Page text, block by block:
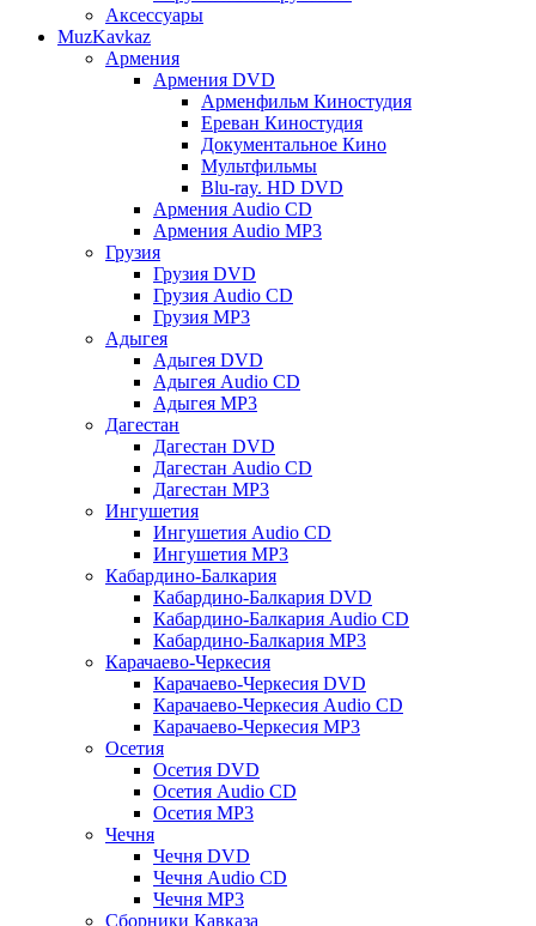
Аксессуары
MuzKavkaz
Армения
Армения DVD
Арменфильм Киностудия
Ереван Киностудия
Документальное Кино
Мультфильмы
Blu-ray. HD DVD
Армения Audio CD
Армения Audio MP3
Грузия
Грузия DVD
Грузия Audio CD
Грузия MP3
Адыгея
Адыгея DVD
Адыгея Audio CD
Адыгея MP3
Дагестан
Дагестан DVD
Дагестан Audio CD
Дагестан MP3
Ингушетия
Ингушетия Audio CD
Ингушетия MP3
Кабардино-Балкария
Кабардино-Балкария DVD
Кабардино-Балкария Audio CD
Кабардино-Балкария MP3
Карачаево-Черкесия
Карачаево-Черкесия DVD
Карачаево-Черкесия Audio CD
Карачаево-Черкесия MP3
Осетия
Осетия DVD
Осетия Audio CD
Осетия MP3
Чечня
Чечня DVD
Чечня Audio CD
Чечня MP3
Сборники Кавказа